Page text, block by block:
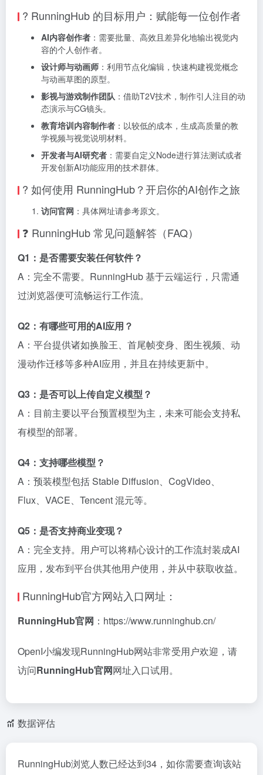
? RunningHub 的目标用户：赋能每一位创作者
AI内容创作者 ：需要批量、高效且差异化地输出视觉内
容的个人创作者。
设计师与动画师 ：利用节点化编辑，快速构建视觉概念
与动画草图的原型。
影视与游戏制作团队 ：借助T2V技术，制作引人注目的动
态演示与CG镜头。
教育培训内容制作者 ：以较低的成本，生成高质量的教
学视频与视觉说明材料。
开发者与AI研究者 ：需要自定义Node进行算法测试或者
开发创新AI功能应用的技术群体。
? 如何使用 RunningHub？开启你的AI创作之旅
访问官网 ：具体网址请参考原文。
❓ RunningHub 常见问题解答（FAQ）
Q1：是否需要安装任何软件？
A：完全不需要。RunningHub 基于云端运行，只需通
过浏览器便可流畅运行工作流。
Q2：有哪些可用的AI应用？
A：平台提供诸如换脸王、首尾帧变身、图生视频、动
漫动作迁移等多种AI应用，并且在持续更新中。
Q3：是否可以上传自定义模型？
A：目前主要以平台预置模型为主，未来可能会支持私
有模型的部署。
Q4：支持哪些模型？
A：预装模型包括 Stable Diffusion、CogVideo、
Flux、VACE、Tencent 混元等。
Q5：是否支持商业变现？
A：完全支持。用户可以将精心设计的工作流封装成AI
应用，发布到平台供其他用户使用，并从中获取收益。
RunningHub官方网站入口网址：
RunningHub官网 ：https://www.runninghub.cn/
OpenI小编发现RunningHub网站非常受用户欢迎，请
访问RunningHub官网网址入口试用。
数据评估
RunningHub浏览人数已经达到34，如你需要查询该站